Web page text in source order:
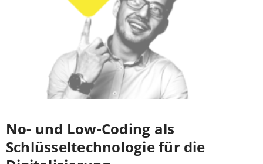
No- und Low-Coding als
Schlüsseltechno­logie für die